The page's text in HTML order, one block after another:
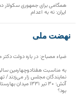
همگامی برای جمهوری سکولار
ایران: نه به اعدام
نهضت ملی
ضیاء مصباح: در باره دولت
به مناسبت هفتادوچهارمین
نمایندگان مجلس زار می‌زدند/
آتش؛ ۳۰ تیر ۱۳۳۱
بود؟